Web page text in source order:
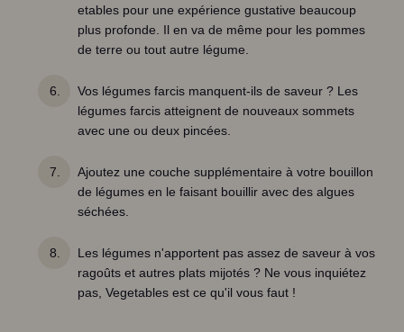
etables pour une expérience gustative beaucoup
plus profonde. Il en va de même pour les pommes
de terre ou tout autre légume.
Vos légumes farcis manquent-ils de saveur ? Les
légumes farcis atteignent de nouveaux sommets
avec une ou deux pincées.
Ajoutez une couche supplémentaire à votre bouillon
de légumes en le faisant bouillir avec des algues
séchées.
Les légumes n'apportent pas assez de saveur à vos
ragoûts et autres plats mijotés ? Ne vous inquiétez
pas, Vegetables est ce qu'il vous faut !